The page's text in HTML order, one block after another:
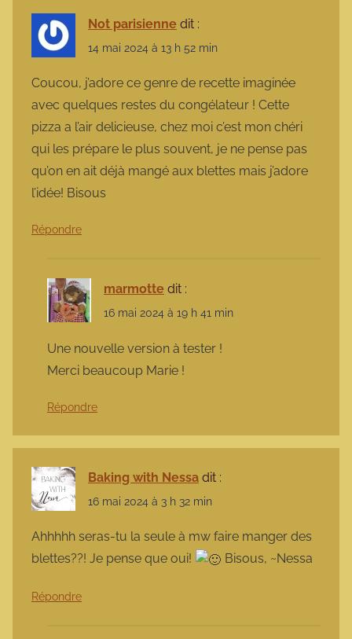
Not parisienne dit :
14 mai 2024 à 13 h 52 min
Coucou, j’adore ce genre de recette imaginée
avec quelques restes du congélateur ! Cette
pizza a l’air delicieuse, chez moi c’est mon chéri
qui les prépare le plus souvent, je ne pense pas
qu’on en ait déjà mangé aux blettes mais j’adore
l’idée! Bisous
Répondre
marmotte dit :
16 mai 2024 à 19 h 41 min
Une nouvelle version à tester !
Merci beaucoup Marie !
Répondre
Baking with Nessa dit :
16 mai 2024 à 3 h 32 min
Ahhhhh seras-tu la seule à mw faire manger des
blettes??! Je pense que oui!
Bisous, ~Nessa
Répondre